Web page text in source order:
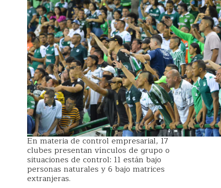
En materia de control empresarial, 17
clubes presentan vínculos de grupo o
situaciones de control: 11 están bajo
personas naturales y 6 bajo matrices
extranjeras.